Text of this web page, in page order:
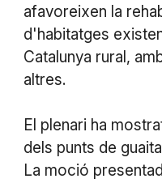
afavoreixen la
d'habitatges
Catalunya rural,
altres.
El plenari ha
dels punts de
La moció